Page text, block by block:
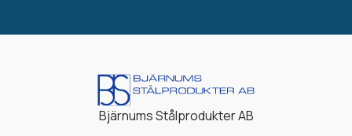
Bjärnums Stålprodukter AB